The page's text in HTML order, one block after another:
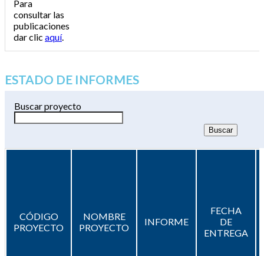
Para
consultar las
publicaciones
dar clic aquí.
ESTADO DE INFORMES
Buscar proyecto
CÓDIGO
PROYECTO
NOMBRE
PROYECTO
INFORME
FECHA
DE
ENTREGA